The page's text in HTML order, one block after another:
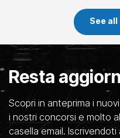
See
Resta
Scopri in anteprima i
i nostri concorsi e molto
casella email.